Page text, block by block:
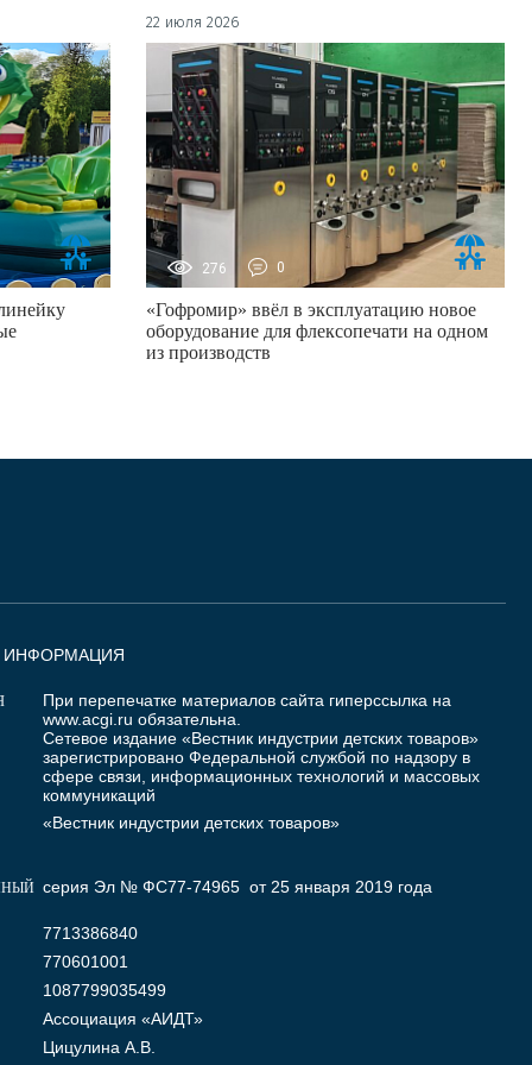
22 июля 2026
276 0
«Гофромир» ввёл в эксплуатацию новое
оборудование для флексопечати на одном
из производств
ИНФОРМАЦИЯ
При перепечатке материалов сайта гиперссылка на
www.acgi.ru обязательна.
Сетевое издание «Вестник индустрии детских товаров»
зарегистрировано Федеральной службой по надзору в
сфере связи, информационных технологий и массовых
коммуникаций
«Вестник индустрии детских товаров»
серия Эл № ФС77-74965 от 25 января 2019 года
7713386840
770601001
1087799035499
Ассоциация «АИДТ»
Цицулина А.В.